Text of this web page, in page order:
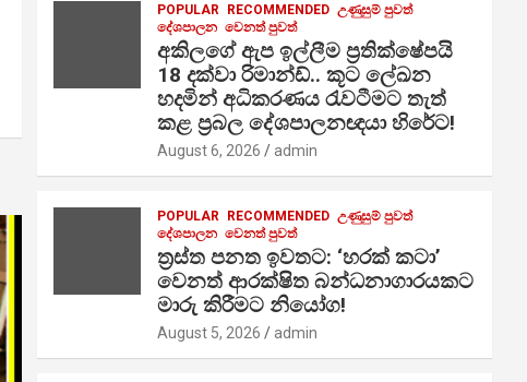
POPULAR RECOMMENDED උණුසුම් පුවත්
දේශපාලන වෙනත් පුවත්
අකිලගේ ඇප ඉල්ලීම ප්‍රතික්ෂේපයි
18 දක්වා රිමාන්ඩ්.. කූට ලේඛන
හදමින් අධිකරණය රැවටීමට තැත්
කළ ප්‍රබල දේශපාලනඥයා හිරේට!
August 6, 2026 admin
POPULAR RECOMMENDED උණුසුම් පුවත්
දේශපාලන වෙනත් පුවත්
ත්‍රස්ත පනත ඉවතට: ‘හරක් කටා’
වෙනත් ආරක්ෂිත බන්ධනාගාරයකට
මාරු කිරීමට නියෝග!
August 5, 2026 admin